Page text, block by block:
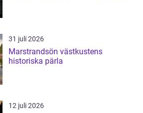
31 juli 2026
Marstrandsön västkustens
historiska pärla
12 juli 2026